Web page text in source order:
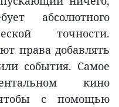
абсолютного
точности.
права добавлять
события. Самое
кино
с помощью